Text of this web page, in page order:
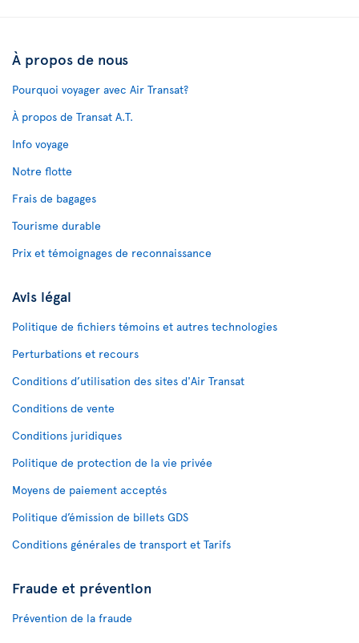
À propos de nous
Pourquoi voyager avec Air Transat?
À propos de Transat A.T.
Info voyage
Notre flotte
Frais de bagages
Tourisme durable
Prix et témoignages de reconnaissance
Avis légal
Politique de fichiers témoins et autres technologies
Perturbations et recours
Conditions d’utilisation des sites d'Air Transat
Conditions de vente
Conditions juridiques
Politique de protection de la vie privée
Moyens de paiement acceptés
Politique d’émission de billets GDS
Conditions générales de transport et Tarifs
Fraude et prévention
Prévention de la fraude